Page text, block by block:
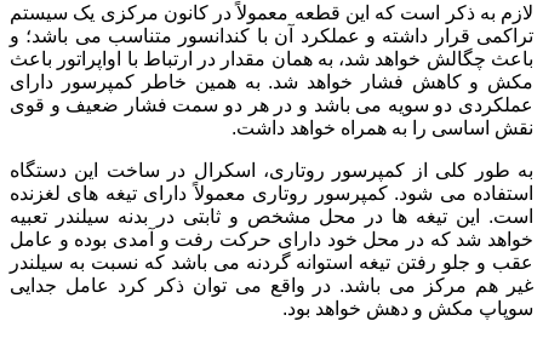
لازم به ذکر است که این قطعه معمولاً در کانون مرکزی یک سیستم
تراکمی قرار داشته و عملکرد آن با کندانسور متناسب می باشد؛ و
باعث چگالش خواهد شد، به همان مقدار در ارتباط با اواپراتور باعث
مکش و کاهش فشار خواهد شد. به همین خاطر کمپرسور دارای
عملکردی دو سویه می باشد و در هر دو سمت فشار ضعیف و قوی
نقش اساسی را به همراه خواهد داشت.
به طور کلی از کمپرسور روتاری، اسکرال در ساخت این دستگاه
استفاده می شود. کمپرسور روتاری معمولاً دارای تیغه های لغزنده
است. این تیغه ها در محل مشخص و ثابتی در بدنه سیلندر تعبیه
خواهد شد که در محل خود دارای حرکت رفت و آمدی بوده و عامل
عقب و جلو رفتن تیغه استوانه گردنه می باشد که نسبت به سیلندر
غیر هم مرکز می باشد. در واقع می توان ذکر کرد عامل جدایی
سوپاپ مکش و دهش خواهد بود.